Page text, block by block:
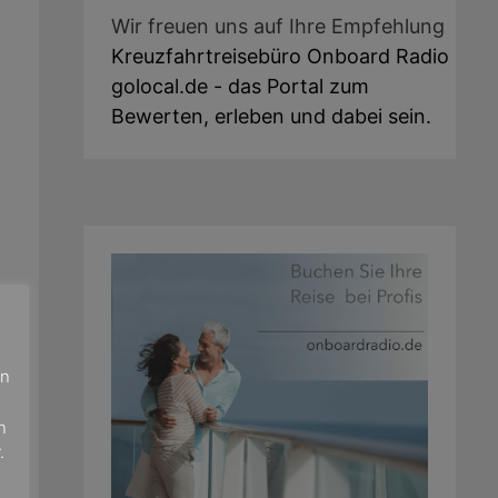
Wir freuen uns auf Ihre Empfehlung
Kreuzfahrtreisebüro Onboard Radio
golocal.de - das Portal zum
Bewerten, erleben und dabei sein.